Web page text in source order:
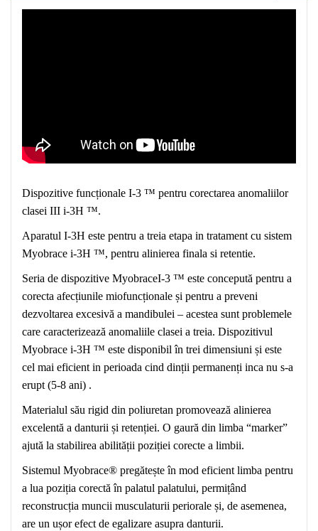
Dispozitive funcționale I-3 ™ pentru corectarea anomaliilor
clasei III i-3H ™.
Aparatul I-3H este pentru a treia etapa in tratament cu sistem
Myobrace i-3H ™, pentru alinierea finala si retentie.
Seria de dispozitive MyobraceI-3 ™ este concepută pentru a
corecta afecțiunile miofuncționale și pentru a preveni
dezvoltarea excesivă a mandibulei – acestea sunt problemele
care caracterizează anomaliile clasei a treia. Dispozitivul
Myobrace i-3H ™ este disponibil în trei dimensiuni și este
cel mai eficient in perioada cind dinții permanenți inca nu s-a
erupt (5-8 ani) .
Materialul său rigid din poliuretan promovează alinierea
excelentă a danturii și retenției. O gaură din limba “marker”
ajută la stabilirea abilității poziției corecte a limbii.
Sistemul Myobrace® pregătește în mod eficient limba pentru
a lua poziția corectă în palatul palatului, permițând
reconstrucția muncii musculaturii periorale și, de asemenea,
are un ușor efect de egalizare asupra danturii.